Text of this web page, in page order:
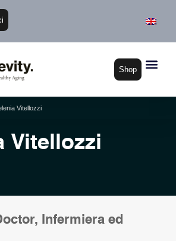
Shop
Vitellozzi
Vitellozzi
Infermiera ed